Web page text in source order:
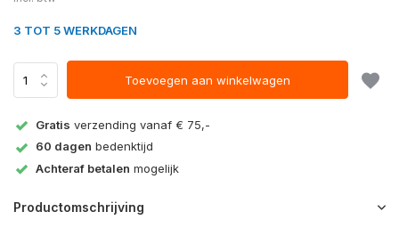
3 TOT 5 WERKDAGEN
Toevoegen aan winkelwagen
Gratis verzending vanaf € 75,-
60 dagen bedenktijd
Achteraf betalen mogelijk
Productomschrijving